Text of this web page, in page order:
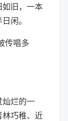
如旧，一本
闲。
传唱多
灿烂的一
林巧稚、近